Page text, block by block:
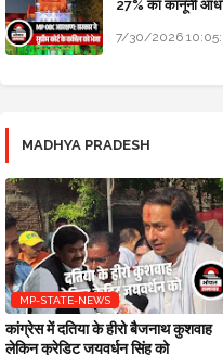
27% का कानूनी
7/30/2026
MADHYA PRADESH
MP-STATE-NEWS
कांग्रेस में दतिया के हीरो बैजनाथ कुशवाह
लेकिन क्रेडिट जयवर्धन सिंह को